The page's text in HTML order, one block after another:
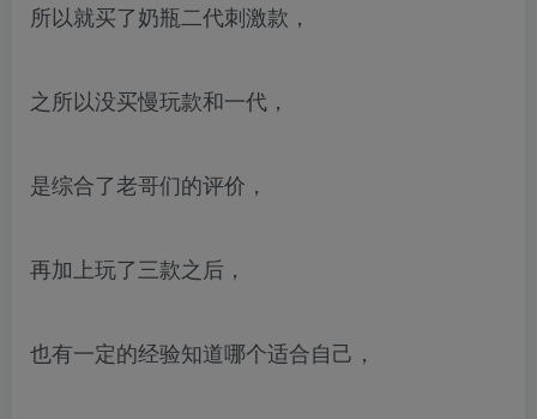
所以就买了奶瓶二代刺激款，
之所以没买慢玩款和一代，
是综合了老哥们的评价，
再加上玩了三款之后，
也有一定的经验知道哪个适合自己，